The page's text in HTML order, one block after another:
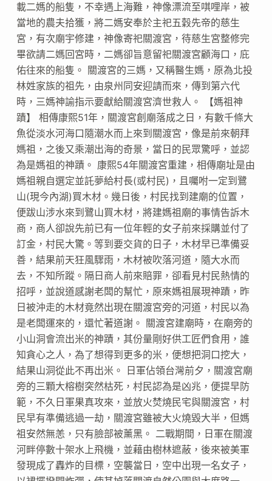
載二媽的船隻，不幸遇上海難，神像漂流至唭哩岸，被
當地的農夫拾獲，將二媽安奉於主祀五穀先帝的慈生
宮，有次廟宇修建，神像寄祀關渡宮，待慈生宮整修完
畢欲請二媽回宮時，二媽卻旨意留祀關渡宮顧海口，庇
佑往來的船隻。 關渡宮的三媽，又稱醫生媽，原為北投
林姓家族的祖先，由泉州同安迎請而來，傳到第六代
時，三媽神諭指示要獻給關渡宮濟世救人。 【媽祖神
蹟】 相傳康熙51年，關渡宮創廟落成之日，有數千條大
魚從淡水河海口隨潮水而上來到關渡宮，像是前來朝拜
媽祖，之後又乘潮出海的奇景，當日的民眾驚呼，並認
為是媽祖的神蹟。 康熙54年關渡宮重建，相傳廟址是由
媽祖親自選定並託夢給村長(或村民)，且囑咐一定到鷺
山(現今內湖)買木材。幾日後，村民找到建廟的位置，
便跋山涉水來到鷺山買木材，將建媽祖廟的事情告訴木
商，商人卻說先前已有一位年輕的女子前來採購並付了
訂金，村民大驚。等到要交貨的日子，木材早已準備妥
善，結果前天狂風驟雨，木材被吹落河道，隨大水而
去，不知所蹤。隔日商人前來賠罪，卻看見村民熱情的
招呼，並說道感謝老闆的幫忙，原來媽祖展現神蹟，昨
日被沖走的木材竟然出現在關渡宮旁的河道，村民以為
是老闆運來的，還忙著道謝。 關渡宮建廟時，在廟旁的
小山洞會流出米的神蹟，其份量剛好供工匠們食用，誰
知貪心之人，為了想得到更多的米，便想把洞口挖大，
結果山洞從此不再出米。 日軍佔領台灣前夕，關渡宮廟
旁的三顆大榕樹突然枯死，村民認為是凶兆，便提早防
範，不久日軍果真攻來，並放火焚燒民宅與關渡宮，村
民早有準備逃過一劫，關渡宮雖被大火燒毀大半，但媽
祖安然無恙，只有臉部被薰黑。 二戰期間，日軍在關渡
河畔停數十架水上飛機，並藉由樹林遮蔽，後來被美軍
發現成了轟炸的目標，空襲當日，空中出現一名女子，